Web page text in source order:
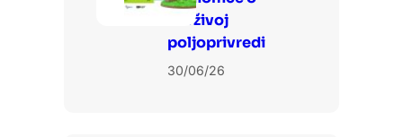
održivoj
poljoprivredi
30/06/26